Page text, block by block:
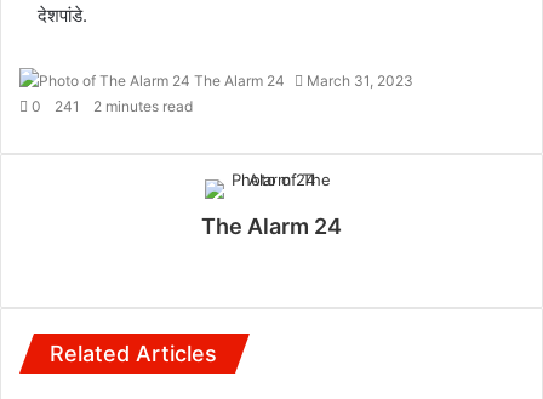
देशपांडे.
The Alarm 24
March 31, 2023
0
241 2 minutes read
The Alarm 24
Related Articles